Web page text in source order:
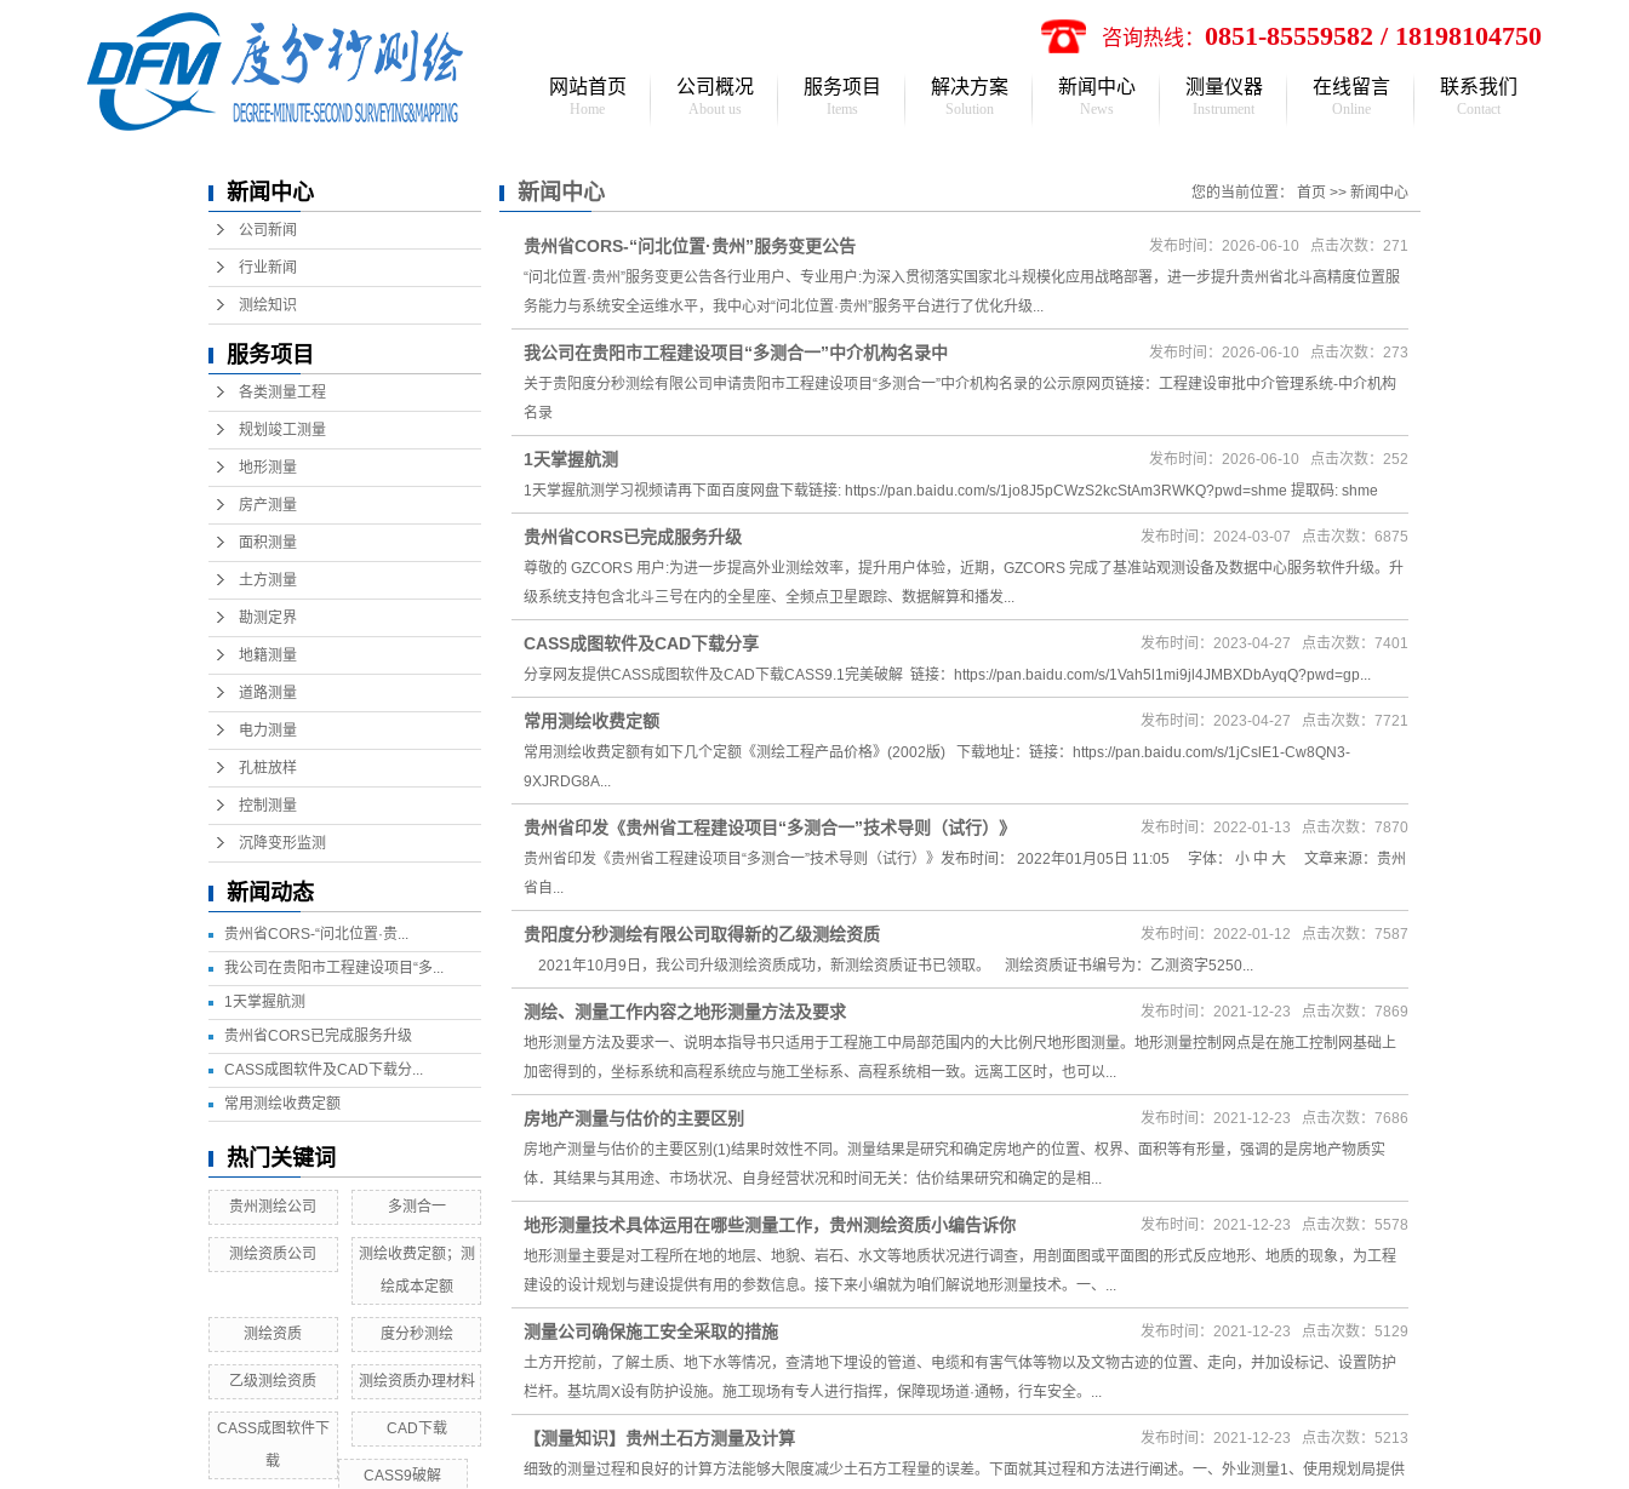
咨询热线： 0851-85559582 / 18198104750
网站首页
Home
公司概况
About us
企业文化
服务项目
Items
地形测量
房产测量
面积测量
土方测量
道路测量
电力测量
沉降变形监测
解决方案
Solution
建筑沉降监测
基坑边坡监测
尾矿库监测系统
自动化监测预警系统
新闻中心
News
测绘知识
测量仪器
Instrument
调校检定
在线留言
Online
联系我们
Contact
新闻中心
公司新闻
行业新闻
测绘知识
服务项目
各类测量工程
规划竣工测量
地形测量
房产测量
面积测量
土方测量
勘测定界
地籍测量
道路测量
电力测量
孔桩放样
控制测量
沉降变形监测
新闻动态
贵州省CORS-“问北位置·贵...
我公司在贵阳市工程建设项目“多...
1天掌握航测
贵州省CORS已完成服务升级
CASS成图软件及CAD下载分...
常用测绘收费定额
热门关键词
贵州测绘公司 多测合一
测绘资质公司
测绘收费定额；测
绘成本定额
测绘资质 度分秒测绘
乙级测绘资质 测绘资质办理材料
CASS成图软件下
载
CAD下载
CASS9破解
新闻中心 您的当前位置： 首页 >> 新闻中心
贵州省CORS-“问北位置·贵州”服务变更公告
“问北位置·贵州”服务变更公告各行业用户、专业用户:为深入贯彻落实国家北斗规模化应用战略部署，进一步提升贵州省北斗高精度位置服
务能力与系统安全运维水平，我中心对“问北位置·贵州”服务平台进行了优化升级...
发布时间：2026-06-10 点击次数：271
我公司在贵阳市工程建设项目“多测合一”中介机构名录中
关于贵阳度分秒测绘有限公司申请贵阳市工程建设项目“多测合一”中介机构名录的公示原网页链接：工程建设审批中介管理系统-中介机构
名录
发布时间：2026-06-10 点击次数：273
1天掌握航测
1天掌握航测学习视频请再下面百度网盘下载链接: https://pan.baidu.com/s/1jo8J5pCWzS2kcStAm3RWKQ?pwd=shme 提取码: shme
发布时间：2026-06-10 点击次数：252
贵州省CORS已完成服务升级
尊敬的 GZCORS 用户:为进一步提高外业测绘效率，提升用户体验，近期，GZCORS 完成了基准站观测设备及数据中心服务软件升级。升
级系统支持包含北斗三号在内的全星座、全频点卫星跟踪、数据解算和播发...
发布时间：2024-03-07 点击次数：6875
CASS成图软件及CAD下载分享
分享网友提供CASS成图软件及CAD下载CASS9.1完美破解 链接：https://pan.baidu.com/s/1Vah5l1mi9jl4JMBXDbAyqQ?pwd=gp...
发布时间：2023-04-27 点击次数：7401
常用测绘收费定额
常用测绘收费定额有如下几个定额《测绘工程产品价格》(2002版) 下载地址：链接：https://pan.baidu.com/s/1jCslE1-Cw8QN3-
9XJRDG8A...
发布时间：2023-04-27 点击次数：7721
贵州省印发《贵州省工程建设项目“多测合一”技术导则（试行）》
贵州省印发《贵州省工程建设项目“多测合一”技术导则（试行）》发布时间： 2022年01月05日 11:05 字体： 小 中 大 文章来源：贵州
省自...
发布时间：2022-01-13 点击次数：7870
贵阳度分秒测绘有限公司取得新的乙级测绘资质
2021年10月9日，我公司升级测绘资质成功，新测绘资质证书已领取。 测绘资质证书编号为：乙测资字5250...
发布时间：2022-01-12 点击次数：7587
测绘、测量工作内容之地形测量方法及要求
地形测量方法及要求一、说明本指导书只适用于工程施工中局部范围内的大比例尺地形图测量。地形测量控制网点是在施工控制网基础上
加密得到的，坐标系统和高程系统应与施工坐标系、高程系统相一致。远离工区时，也可以...
发布时间：2021-12-23 点击次数：7869
房地产测量与估价的主要区别
房地产测量与估价的主要区别(1)结果时效性不同。测量结果是研究和确定房地产的位置、权界、面积等有形量，强调的是房地产物质实
体．其结果与其用途、市场状况、自身经营状况和时间无关：估价结果研究和确定的是相...
发布时间：2021-12-23 点击次数：7686
地形测量技术具体运用在哪些测量工作，贵州测绘资质小编告诉你
地形测量主要是对工程所在地的地层、地貌、岩石、水文等地质状况进行调查，用剖面图或平面图的形式反应地形、地质的现象，为工程
建设的设计规划与建设提供有用的参数信息。接下来小编就为咱们解说地形测量技术。一、...
发布时间：2021-12-23 点击次数：5578
测量公司确保施工安全采取的措施
土方开挖前，了解土质、地下水等情况，查清地下埋设的管道、电缆和有害气体等物以及文物古迹的位置、走向，并加设标记、设置防护
栏杆。基坑周Χ设有防护设施。施工现场有专人进行指挥，保障现场道·通畅，行车安全。...
发布时间：2021-12-23 点击次数：5129
【测量知识】贵州土石方测量及计算
细致的测量过程和良好的计算方法能够大限度减少土石方工程量的误差。下面就其过程和方法进行阐述。一、外业测量1、使用规划局提供
发布时间：2021-12-23 点击次数：5213